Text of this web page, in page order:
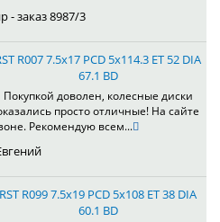
- заказ 8987/3
R007 7.5x17 PCD 5x114.3 ET 52 DIA
67.1 BD
Покупкой доволен, колесные диски
просто отличные! На сайте
Рекомендую всем...
RST R099 7.5x19 PCD 5x108 ET 38 DIA
60.1 BD